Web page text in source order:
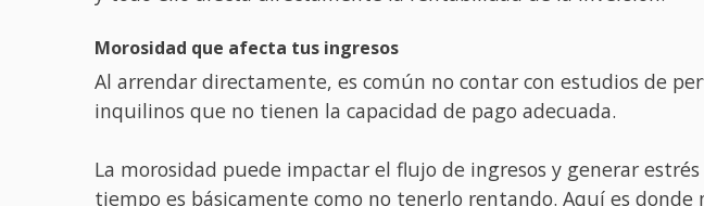
Morosidad que afecta tus ingresos
Al arrendar directamente, es común no contar con estudios de
inquilinos que no tienen la capacidad de pago adecuada.
La morosidad puede impactar el flujo de ingresos y generar
tiempo es básicamente como no tenerlo rentando. Aquí es